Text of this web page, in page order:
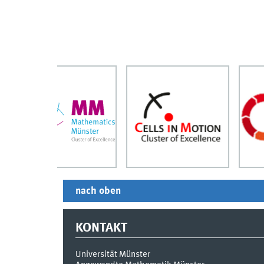
nach oben
KONTAKT
Universität Münster